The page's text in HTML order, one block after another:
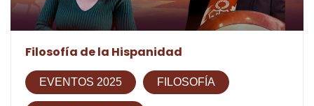
Filosofía de la Hispanidad
EVENTOS 2025 FILOSOFÍA